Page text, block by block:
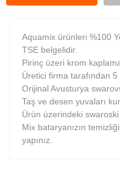
Aquamix ürünleri %100
TSE belgelidir.
Pirinç üzeri krom
Üretici firma tarafından 5
Orijinal Avusturya
Taş ve desen yuvaları
Ürün üzerindeki
Mix bataryanızın
yapınız.